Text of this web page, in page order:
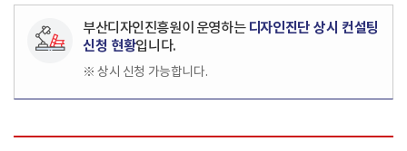
부산디자인진흥원이 운영하는 디자인진단 상시 컨설팅
신청 현황입니다.
※ 상시 신청 가능합니다.